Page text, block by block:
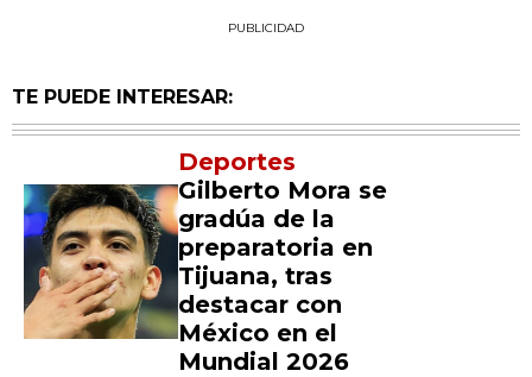
PUBLICIDAD
TE PUEDE INTERESAR:
Deportes
Gilberto Mora se
gradúa de la
preparatoria en
Tijuana, tras
destacar con
México en el
Mundial 2026